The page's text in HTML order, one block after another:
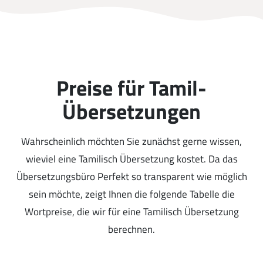
Preise für Tamil-
Übersetzungen
Wahrscheinlich möchten Sie zunächst gerne wissen,
wieviel eine Tamilisch Übersetzung kostet. Da das
Übersetzungsbüro Perfekt so transparent wie möglich
sein möchte, zeigt Ihnen die folgende Tabelle die
Wortpreise, die wir für eine Tamilisch Übersetzung
berechnen.